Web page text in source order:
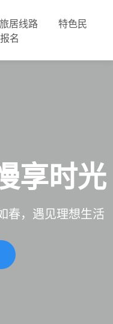
旅居线路
特色民
名
享时光
春，遇见理想生活